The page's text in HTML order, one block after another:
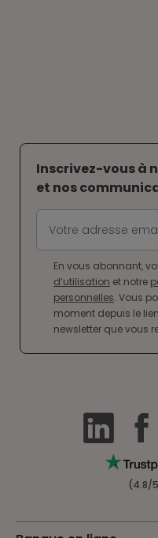
Inscrivez-vous à
et nos
En vous abonnant,
d’utilisation et notre
personnelles. Vous
moment depuis le
newsletter que vous
(4.8/